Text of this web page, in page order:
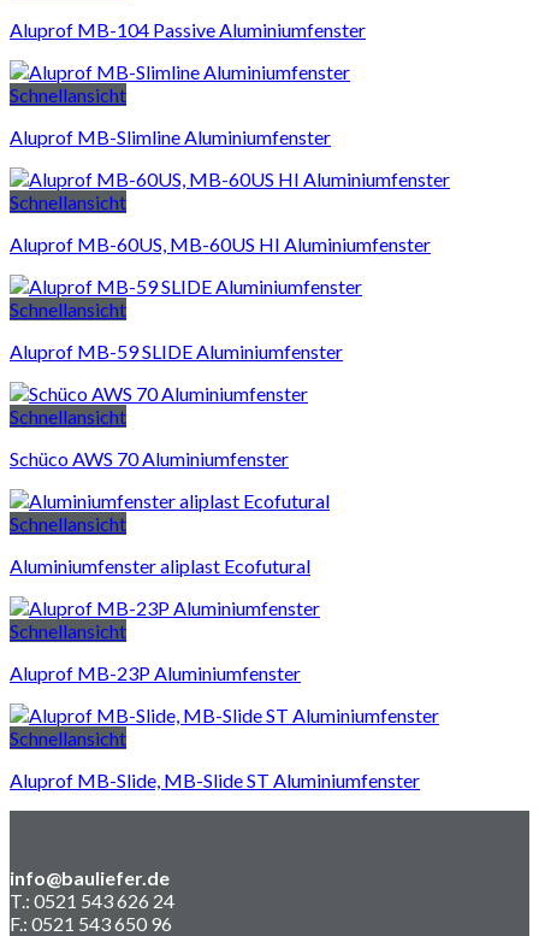
Aluprof MB-104 Passive Aluminiumfenster
Schnellansicht
Aluprof MB-Slimline Aluminiumfenster
Schnellansicht
Aluprof MB-60US, MB-60US HI Aluminiumfenster
Schnellansicht
Aluprof MB-59 SLIDE Aluminiumfenster
Schnellansicht
Schüco AWS 70 Aluminiumfenster
Schnellansicht
Aluminiumfenster aliplast Ecofutural
Schnellansicht
Aluprof MB-23P Aluminiumfenster
Schnellansicht
Aluprof MB-Slide, MB-Slide ST Aluminiumfenster
info@bauliefer.de
T.: 0521 543 626 24
F.: 0521 543 650 96